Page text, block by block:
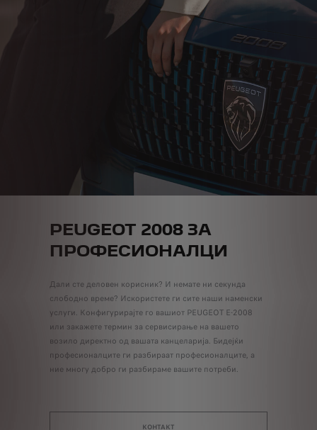
PEUGEOT 2008 ЗА
ПРОФЕСИОНАЛЦИ
Дали сте деловен корисник? И немате ни секунда
слободно време? Искористете ги сите наши наменски
услуги. Конфигурирајте го вашиот PEUGEOT E-2008
или закажете термин за сервисирање на вашето
возило директно од вашата канцеларија. Бидејќи
професионалците ги разбираат професионалците, а
ние многу добро ги разбираме вашите потреби.
КОНТАКТ